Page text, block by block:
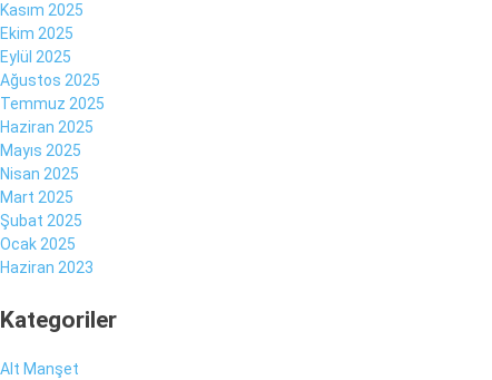
Kasım 2025
Ekim 2025
Eylül 2025
Ağustos 2025
Temmuz 2025
Haziran 2025
Mayıs 2025
Nisan 2025
Mart 2025
Şubat 2025
Ocak 2025
Haziran 2023
Kategoriler
Alt Manşet